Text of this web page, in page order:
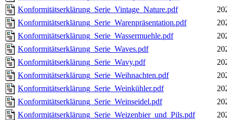
Konformitätserklärung_Serie_Vintage_Nature.pdf
Konformitätserklärung_Serie_Warenpräsentation.pdf
Konformitätserklärung_Serie_Wassermuehle.pdf
Konformitätserklärung_Serie_Waves.pdf
Konformitätserklärung_Serie_Wavy.pdf
Konformitätserklärung_Serie_Weihnachten.pdf
Konformitätserklärung_Serie_Weinkühler.pdf
Konformitätserklärung_Serie_Weinseidel.pdf
Konformitätserklärung_Serie_Weizenbier_und_Pils.pdf